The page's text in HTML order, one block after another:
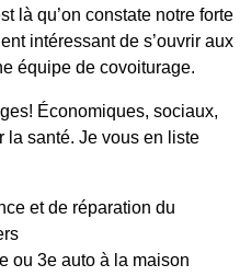
là qu’on constate notre forte
intéressant de s’ouvrir aux
équipe de covoiturage.
Économiques, sociaux,
la santé. Je vous en liste
et de réparation du
ou 3e auto à la maison